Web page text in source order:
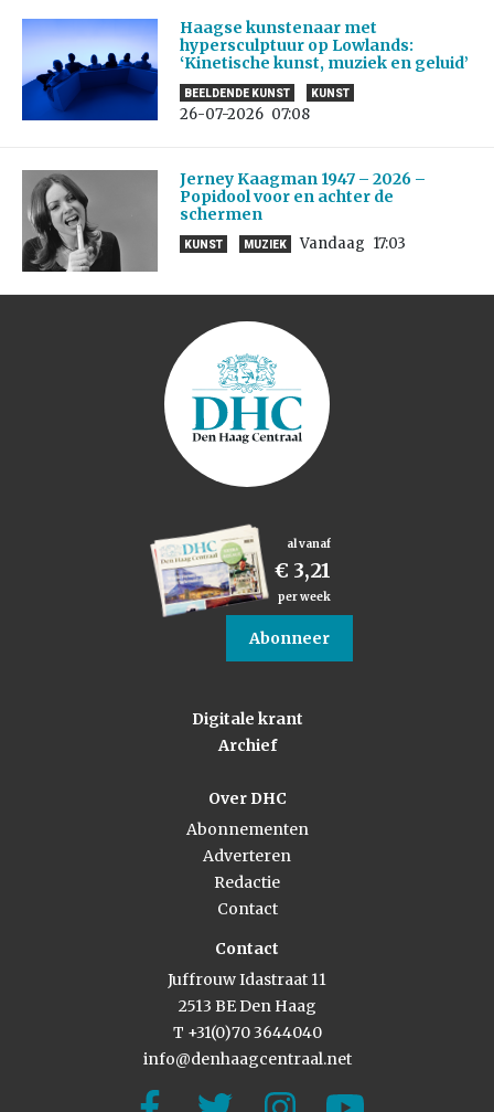
Haagse kunstenaar met
hypersculptuur op Lowlands:
‘Kinetische kunst, muziek en geluid’
BEELDENDE KUNST KUNST
26-07-2026 07:08
Jerney Kaagman 1947 – 2026 –
Popidool voor en achter de
schermen
KUNST MUZIEK Vandaag 17:03
al vanaf
€ 3,21
per week
Abonneer
Digitale krant
Archief
Over DHC
Abonnementen
Adverteren
Redactie
Contact
Contact
Juffrouw Idastraat 11
2513 BE Den Haag
T +31(0)70 3644040
info@denhaagcentraal.net